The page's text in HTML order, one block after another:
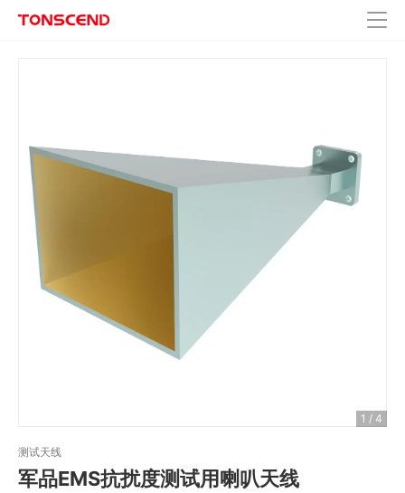
1 / 4
测试天线
军品EMS抗扰度测试用喇叭天线